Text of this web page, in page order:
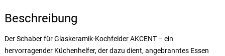
Beschreibung
Der Schaber für Glaskeramik-Kochfelder AKCENT – ein
hervorragender Küchenhelfer, der dazu dient, angebranntes Essen